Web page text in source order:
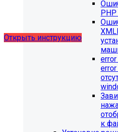
выпущено обновление
разделе "Педагогический
можно разместить документ
Открыть инструкцию
будет
PHP
к